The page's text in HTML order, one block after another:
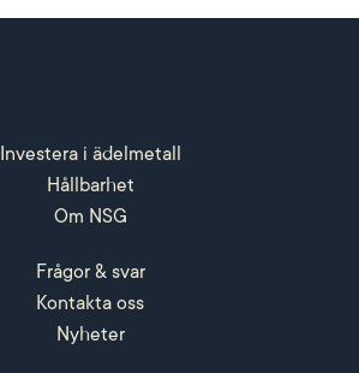
Investera i ädelmetall
Hållbarhet
Om NSG
Frågor & svar
Kontakta oss
Nyheter